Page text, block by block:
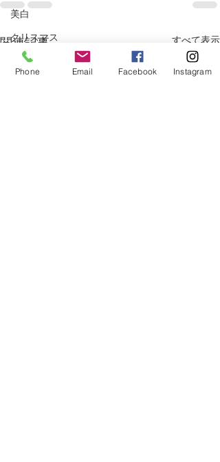
美白
クリスマス
ベストコスメ
関連記事 すべて表示
Phone Email Facebook Instagram